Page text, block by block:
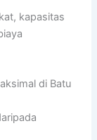
kapasitas
di Batu